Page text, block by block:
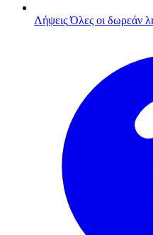
Λήψεις Όλες οι δωρεάν